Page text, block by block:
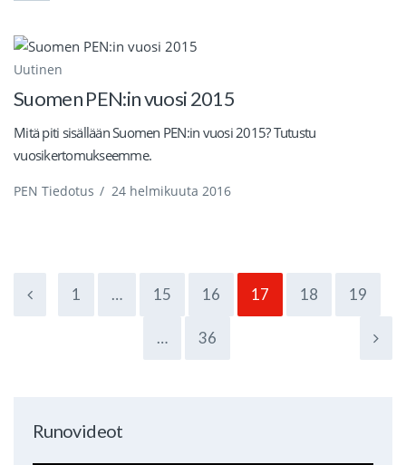
Uutinen
Suomen PEN:in vuosi 2015
Mitä piti sisällään Suomen PEN:in vuosi 2015? Tutustu
vuosikertomukseemme.
PEN Tiedotus / 24 helmikuuta 2016
1 … 15 16 17 18 19
… 36
Runovideot